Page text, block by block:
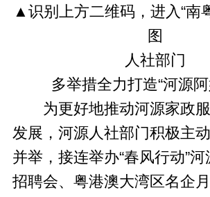
▲识别上方二维码，进入“南
图
人社部门
多举措全力打造“河源
为更好地推动河源家政服
发展，河源人社部门积极主
并举，接连举办“春风行动”
招聘会、粤港澳大湾区名企